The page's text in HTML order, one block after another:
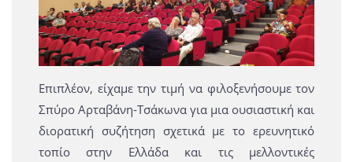
Επιπλέον, είχαμε την τιμή να φιλοξενήσουμε τον
Σπύρο Αρταβάνη-Τσάκωνα για μια ουσιαστική και
διορατική συζήτηση σχετικά με το ερευνητικό
τοπίο στην Ελλάδα και τις μελλοντικές